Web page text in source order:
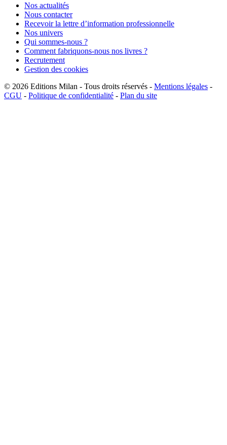
Nos actualités
Nous contacter
Recevoir la lettre d’information professionnelle
Nos univers
Qui sommes-nous ?
Comment fabriquons-nous nos livres ?
Recrutement
Gestion des cookies
© 2026 Editions Milan - Tous droits réservés - Mentions légales -
CGU - Politique de confidentialité - Plan du site